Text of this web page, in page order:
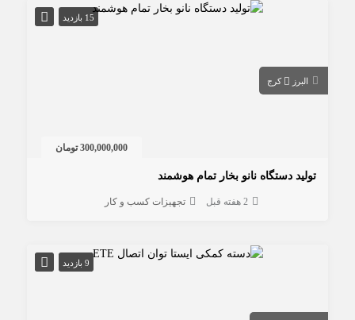
15 بازدید
البرز کرج
300,000,000 تومان
تولید دستگاه نانو بخار تمام هوشمند
2 هفته قبل تجهیزات کسب و کار
9 بازدید